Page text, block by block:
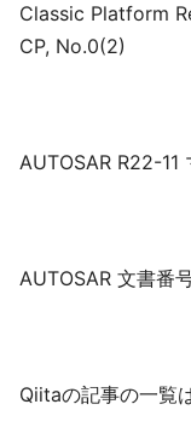
Classic Platform
CP, No.0(2)
AUTOSAR R22-11
AUTOSAR 文書番
Qiitaの記事の一覧